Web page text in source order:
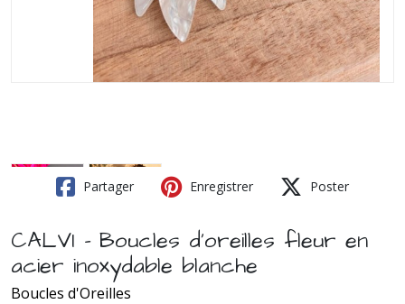
Partager Enregistrer Poster
CALVI - Boucles d'oreilles fleur en
acier inoxydable blanche
Boucles d'Oreilles